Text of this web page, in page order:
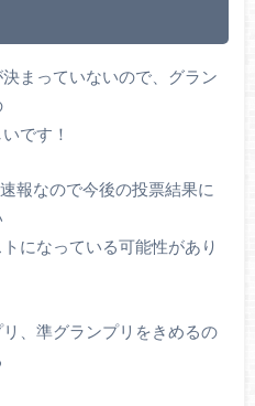
まっていないので、グラン
です！
報なので今後の投票結果に
になっている可能性があり
、準グランプリをきめるの